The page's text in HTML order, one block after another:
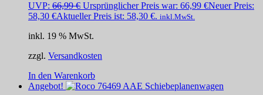
UVP: 66,99€ Ursprünglicher Preis war: 66,99 €Neuer Preis:
58,30 €Aktueller Preis ist: 58,30 €. inkl.MwSt.
inkl. 19 % MwSt.
zzgl. Versandkosten
In den Warenkorb
Angebot!